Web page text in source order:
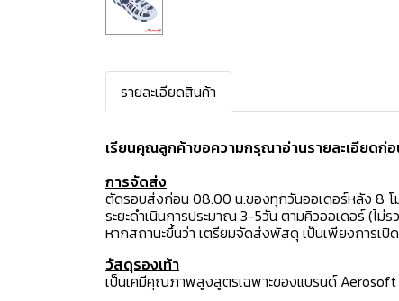
รายละเอียดสินค้า
เรียนคุณลูกค้าขอความกรุณาอ่านรายละเอียดก่อ
การจัดส่ง
ตัดรอบส่งก่อน 08.00 น.ของทุกวันออเดอร์หลัง 8 โ
ระยะดำเนินการประมาณ 3-5วัน ตามคิวออเดอร์ (ไม่
หากสถานะขึ้นว่า เตรียมจัดส่งพัสดุ เป็นเพียงการเ
วัสดุรองเท้า
เป็นเคมีคุณภาพสูงสูตรเฉพาะของแบรนด์ Aerosoft